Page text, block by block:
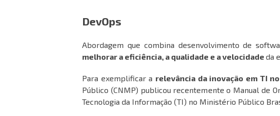
DevOps
Abordagem que combina desenvolvimento de
melhorar a eficiência, a qualidade e a velocidade da
Para exemplificar a relevância da inovação em TI
Público (CNMP) publicou recentemente o Manual de
Tecnologia da Informação (TI) no Ministério Público